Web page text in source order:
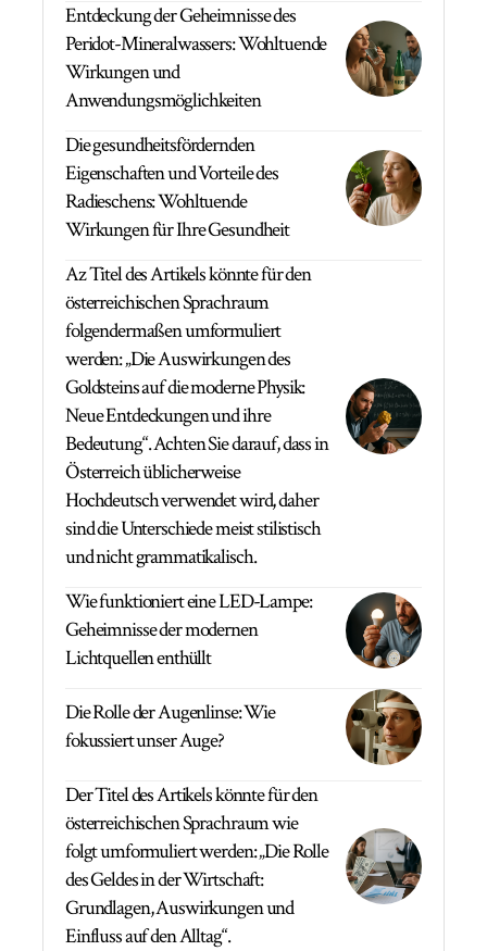
Entdeckung der Geheimnisse des
Peridot-Mineralwassers: Wohltuende
Wirkungen und
Anwendungsmöglichkeiten
Die gesundheitsfördernden
Eigenschaften und Vorteile des
Radieschens: Wohltuende
Wirkungen für Ihre Gesundheit
Az Titel des Artikels könnte für den
österreichischen Sprachraum
folgendermaßen umformuliert
werden: „Die Auswirkungen des
Goldsteins auf die moderne Physik:
Neue Entdeckungen und ihre
Bedeutung“. Achten Sie darauf, dass in
Österreich üblicherweise
Hochdeutsch verwendet wird, daher
sind die Unterschiede meist stilistisch
und nicht grammatikalisch.
Wie funktioniert eine LED-Lampe:
Geheimnisse der modernen
Lichtquellen enthüllt
Die Rolle der Augenlinse: Wie
fokussiert unser Auge?
Der Titel des Artikels könnte für den
österreichischen Sprachraum wie
folgt umformuliert werden: „Die Rolle
des Geldes in der Wirtschaft:
Grundlagen, Auswirkungen und
Einfluss auf den Alltag“.